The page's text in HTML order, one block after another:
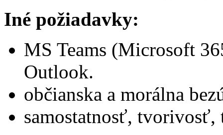
Iné požiadavky:
MS Teams (Microsoft
Outlook.
občianska a morálna
samostatnosť,